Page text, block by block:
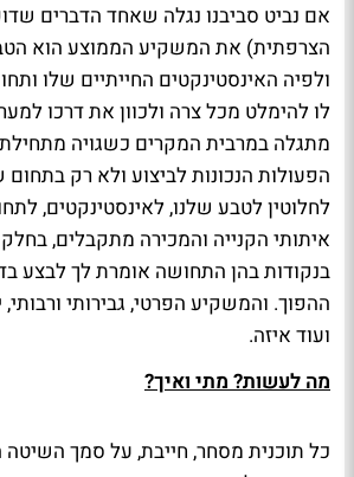
אם נביט סביבנו נגלה שאחד הדברים
הצרפתית) את המשקיע הממוצע הוא
ולפיה האינסטינקטים החייתיים שלו
לו להימלט מכל צרה ולכוון את דרכו
מתגלה במרבית המקרים כשגויה
הפעולות הנכונות לביצוע ולא רק בתחום
לחלוטין לטבע שלנו, לאינסטינקטים,
איתותי הקנייה והמכירה מתקבלים,
בנקודות בהן התחושה אומרת לך לבצע
ההפוך. והמשקיע הפרטי, גבירותי
ועוד איזה.
מה לעשות? מתי ואיך?
כל תוכנית מסחר, חייבת, על סמך השיטה